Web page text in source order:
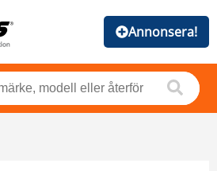
Annonsera!